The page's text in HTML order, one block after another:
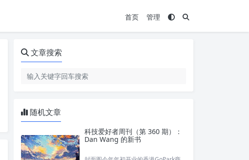
首页 管理
文章搜索
随机文章
科技爱好者周刊（第 360 期）：
Dan Wang 的新书